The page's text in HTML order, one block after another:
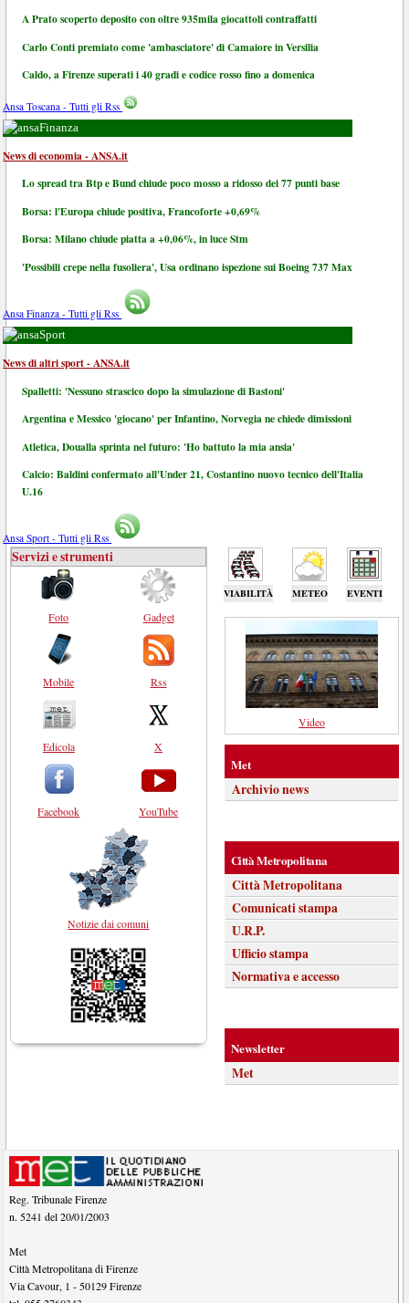
A Prato scoperto deposito con oltre 935mila giocattoli contraffatti
Carlo Conti premiato come 'ambasciatore' di Camaiore in Versilia
Caldo, a Firenze superati i 40 gradi e codice rosso fino a domenica
Ansa Toscana - Tutti gli Rss
Finanza
News di economia - ANSA.it
Lo spread tra Btp e Bund chiude poco mosso a ridosso dei 77 punti base
Borsa: l'Europa chiude positiva, Francoforte +0,69%
Borsa: Milano chiude piatta a +0,06%, in luce Stm
'Possibili crepe nella fusoliera', Usa ordinano ispezione sui Boeing 737 Max
Ansa Finanza - Tutti gli Rss
Sport
News di altri sport - ANSA.it
Spalletti: 'Nessuno strascico dopo la simulazione di Bastoni'
Argentina e Messico 'giocano' per Infantino, Norvegia ne chiede dimissioni
Atletica, Doualla sprinta nel futuro: 'Ho battuto la mia ansia'
Calcio: Baldini confermato all'Under 21, Costantino nuovo tecnico dell'Italia
U.16
Ansa Sport - Tutti gli Rss
VIABILITÀ METEO EVENTI
Servizi e strumenti
Foto
Mobile
Edicola
Facebook
Gadget
Rss
X
YouTube
Notizie dai comuni
Video
Met
Archivio news
Città Metropolitana
Città Metropolitana
Comunicati stampa
U.R.P.
Ufficio stampa
Normativa e accesso
Newsletter
Met
Reg. Tribunale Firenze
n. 5241 del 20/01/2003
Met
Città Metropolitana di Firenze
Via Cavour, 1 -50129 Firenze